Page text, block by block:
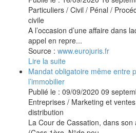
Particuliers / Civil / Pénal /
civile
A l’occasion d’une affaire dans
appel en repre...
Source : www.eurojuris.fr
Lire la suite
Mandat obligatoire même entre
l’immobilier
Publié le : 09/09/2020 09
Entreprises / Marketing et ventes
distribution
La Cour de Cassation, dans